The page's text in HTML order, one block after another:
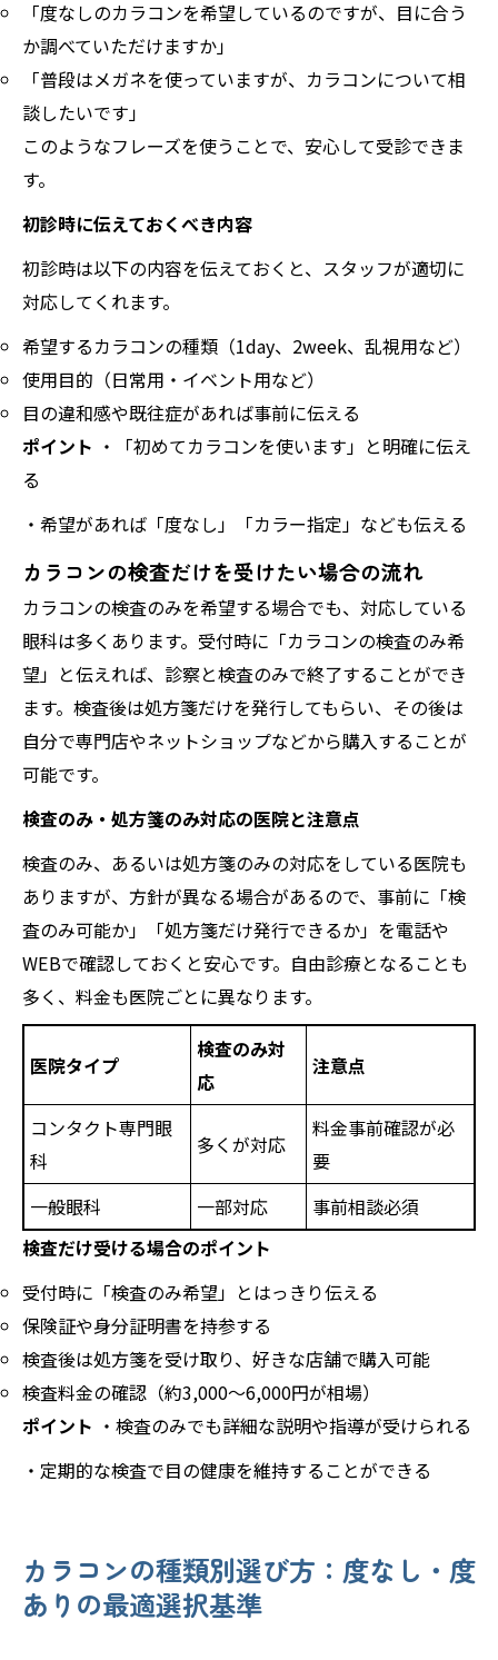
「度なしのカラコンを希望しているのですが、目に合う
か調べていただけますか」
「普段はメガネを使っていますが、カラコンについて相
談したいです」
このようなフレーズを使うことで、安心して受診できま
す。
初診時に伝えておくべき内容
初診時は以下の内容を伝えておくと、スタッフが適切に
対応してくれます。
希望するカラコンの種類（1day、2week、乱視用など）
使用目的（日常用・イベント用など）
目の違和感や既往症があれば事前に伝える
ポイント ・「初めてカラコンを使います」と明確に伝え
る
・希望があれば「度なし」「カラー指定」なども伝える
カラコンの検査だけを受けたい場合の流れ
カラコンの検査のみを希望する場合でも、対応している
眼科は多くあります。受付時に「カラコンの検査のみ希
望」と伝えれば、診察と検査のみで終了することができ
ます。検査後は処方箋だけを発行してもらい、その後は
自分で専門店やネットショップなどから購入することが
可能です。
検査のみ・処方箋のみ対応の医院と注意点
検査のみ、あるいは処方箋のみの対応をしている医院も
ありますが、方針が異なる場合があるので、事前に「検
査のみ可能か」「処方箋だけ発行できるか」を電話や
WEBで確認しておくと安心です。自由診療となることも
多く、料金も医院ごとに異なります。
医院タイプ
検査のみ対
応
注意点
コンタクト専門眼
科
多くが対応
料金事前確認が必
要
一般眼科
一部対応
事前相談必須
検査だけ受ける場合のポイント
受付時に「検査のみ希望」とはっきり伝える
保険証や身分証明書を持参する
検査後は処方箋を受け取り、好きな店舗で購入可能
検査料金の確認（約3,000～6,000円が相場）
ポイント ・検査のみでも詳細な説明や指導が受けられる
・定期的な検査で目の健康を維持することができる
カラコンの種類別選び方：度なし・度
ありの最適選択基準